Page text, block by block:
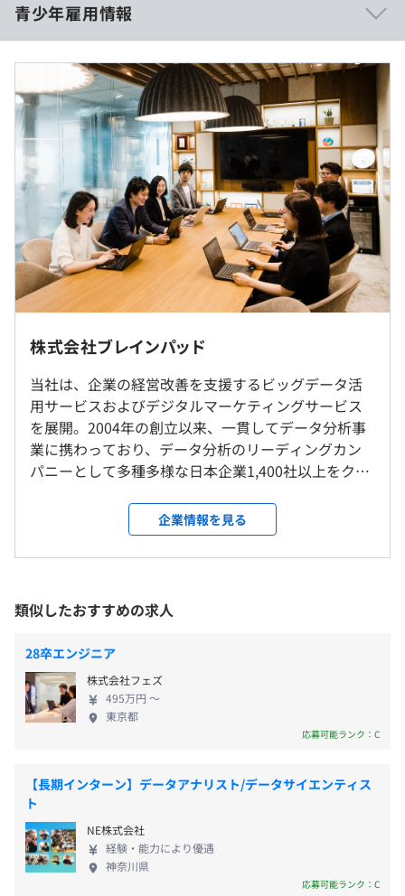
・裁量権があるため、若手でも自身のスキルに応じて業務
に取り組むことができます。
【開発実績】
〜当社がデータ活用を支援したクライアントは、業界を問
わず1,400社を超えます。その一例をご紹介します〜
▪️アサヒグループジャパン株式会社
データ活用人材の育成プログラムを提供。ビジネスとデー
タ分析をつなぐ「ビジネス・アナリスト」を育成。
▪️ヤフー株式会社
10年以上にわたりデータ活用をご支援させていただいて
いる、ブレインパッドのトップクライアントの一つ。
▪️伊藤忠商事株式会社
DXを前提とした成長戦略を掲げる同社と資本業務提携。
顧客創造価値の増大に加え、SDGs、ESG領域の価値創造
も目指す。
「マテリアルズ・インフォマティクス（MI）」を活用し
た解析サービスの立ち上げを支援。
「Rtoaster」の導入事例。常時100本、年間1,000本以上
のルールベースレコメンドを実現。
▪️株式会社りそなホールディングス
業界他社に一歩先んじたデジタル化を進める同社と資本業
務提携。「金融✕データ」の力で、新しいい銀行の形と地
その他多数
【プロダクト一覧】
◆パーソナライズ基盤・施策実行
・Rtoaster（アールトースター）レコメンドエンジン・プ
※本社勤務もしくはお客さま先での勤務となります（お客
さま先での常駐は少なめです）
※リモート（在宅勤務）可
受動喫煙防止措置に関する事項
屋内禁煙（屋外に喫煙場所あり）
―――――――――――
月額給与：385,363円
－月30時間分の超過勤務手当73,200円を含む
－通信等補助費含む（月額5,000円、会社が在宅勤務を認
めた場合）
入社一時金：30万円
初年度賞与：在籍月数に応じた支給あり
モデル年収：500万円
－固定残業代分を超える時間外労働は1分単位で計算し追
加支給
－昇給：年1回
－賞与：年1回 ※初年度は在籍月数に応じた支給あり
以下は採用時の情報です
―――――――――――
フレックスタイム制（コアタイム11：00〜16：00）
標準勤務時間：8時間/日
休憩時間：【採用時】60分 ※昼食時間は業務の都合によ
平均残業時間：【採用時】平均10時間42分／月
以下は採用時の情報です
―――――――――――
〈年間休日：123日〉
・土曜・日曜
・祝日
・マイタイム休暇
・その他会社が定めた休日
・年次有給休暇（入社3カ月経過後の翌月1日に付与、半
日単位での取得可能）
・慶弔休暇
・介護休業
青少年雇用情報
過去３年間の新卒採用者数・離職者数
前年度 採用者数42人 離職者数0人
2年度前 採用者数51人 離職者数0人
3年度前 採用者数41人 離職者数5人
平均勤続年数
3.5年
研修の有無及び内容
礎を学んだ上で、先輩社員を仮想顧客としたプロジェクト
体験に取り組んでいただきます。
自己啓発支援の有無及びその内容
・『SKILL-UP-AID』年額12万円まで、個人のスキルアッ
プのために活用出来る制度です。多くの社員が活用し、ス
キルアップに努めています。
・『BOOK-AID』業務に必要な書籍であれば、全額会社が
購入サポートします。
メンター制度の有無
あり
相談がある場合には、人事の有資格者が対応いたします。
役員及び管理的地位にある者に占める女性の割合
役員11.1%
株式会社ブレインパッド
当社は、企業の経営改善を支援するビッグデータ活
用サービスおよびデジタルマーケティングサービス
を展開。2004年の創立以来、一貫してデータ分析事
業に携わっており、データ分析のリーディングカン
パニーとして多種多様な日本企業1,400社以上をクラ
す。「データ活用の促進を通じて持続可能な未来をつ
くる」をミッションとして、「ビッグデータ」とい
う言葉もない時代からデータの重要性に着目し続け
と自負しています。 現在、「人工知能」の登場によ
ってデータの重要性はますます高まっており、当社
の果たす役割も大きくなってきています。 データを
活用した生産性や効率性の改善、および革新を求め
る機運は確実に高まり続け、その実現のために必要
な技術が次々と生み出され、その活用が期待されて
います。私たちはまさに、その真価が問われる時代を
テージへと入りました。 プロフェッショナルとし
て、日々業務に取り組む社員は、素粒子物理学の博
士号保有者から数学者や元大学教員、大手広告代理
店やアドテクノロジー企業からの転職者など、多様
性に富んだ、高度な経験をもつ人材が多数在籍して
おります。 彼らとともに高め合い、刺激を与え合い
企業情報を見る
類似したおすすめの求人
28卒エンジニア
株式会社フェズ
495万円 〜
東京都
応募可能ランク：C
【長期インターン】データアナリスト/データサイエンティス
ト
NE株式会社
経験・能力により優遇
神奈川県
応募可能ランク：C